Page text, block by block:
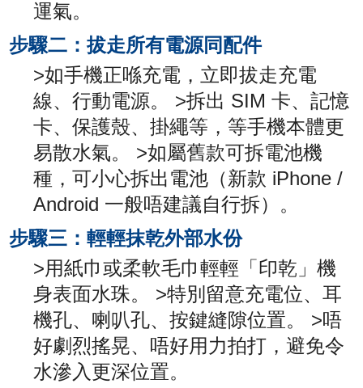
運氣。
步驟二：拔走所有電源同配件
>如手機正喺充電，立即拔走充電
線、行動電源。 >拆出 SIM 卡、記憶
卡、保護殼、掛繩等，等手機本體更
易散水氣。 >如屬舊款可拆電池機
種，可小心拆出電池（新款 iPhone /
Android 一般唔建議自行拆）。
步驟三：輕輕抹乾外部水份
>用紙巾或柔軟毛巾輕輕「印乾」機
身表面水珠。 >特別留意充電位、耳
機孔、喇叭孔、按鍵縫隙位置。 >唔
好劇烈搖晃、唔好用力拍打，避免令
水滲入更深位置。